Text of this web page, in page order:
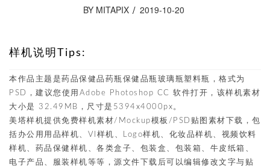
BY MITAPIX 2019-10-20
样机说明Tips:
本作品主题是药品保健品药瓶保健品瓶玻璃瓶塑料瓶，格式为
PSD，建议您使用Adobe Photoshop CC 软件打开，该样机素材
大小是 32.49MB，尺寸是5394x4000px。
美塔样机提供免费样机素材/Mockup模板/PSD贴图素材下载，包
括办公用用品样机、VI样机、Logo样机、化妆品样机、视频饮料
样机、药品保健样机、各类盒子、包装盒、包装箱、牛皮纸箱、
电子产品、服装样机等等，源文件下载后可以编辑修改文字与贴